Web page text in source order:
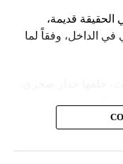
قديمة،
الداخل، وفقاً لما
جاء في وقت نشر